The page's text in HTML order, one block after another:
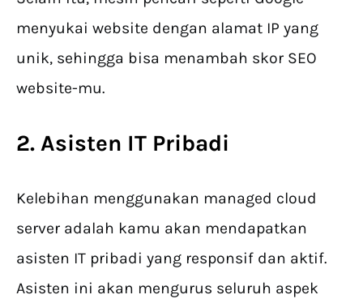
menyukai website dengan alamat IP yang
unik, sehingga bisa menambah skor SEO
website-mu.
2. Asisten IT Pribadi
Kelebihan menggunakan managed cloud
server adalah kamu akan mendapatkan
asisten IT pribadi yang responsif dan aktif.
Asisten ini akan mengurus seluruh aspek